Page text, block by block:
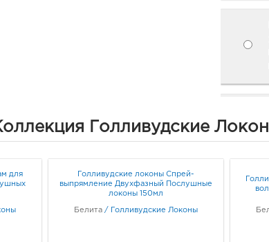
Голливудские
для
Голливудские локоны Спрей-
выпрямление Двухфазный Послушные
локоны 150мл
Белита / Голливудские Локоны